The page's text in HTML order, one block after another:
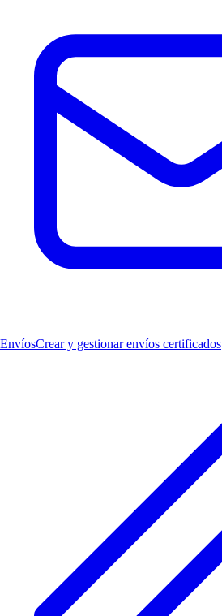
EnvíosCrear y gestionar envíos certificados